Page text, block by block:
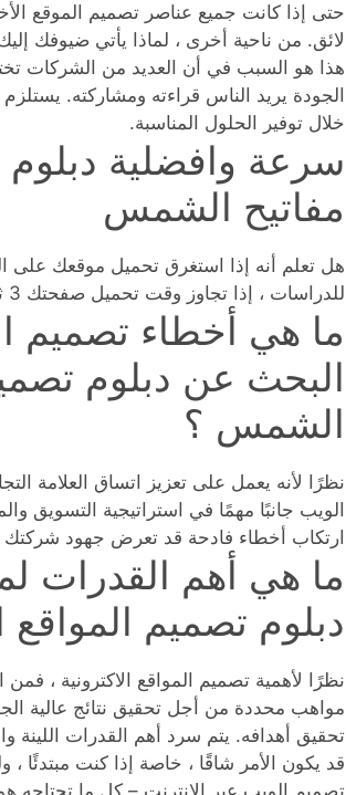
حتى إذا كانت جميع عناصر تصميم الموقع
لائق. من ناحية أخرى ، لماذا يأتي ضيوفك
هذا هو السبب في أن العديد من الشركات
الجودة يريد الناس قراءته ومشاركته.
خلال توفير الحلول المناسبة.
سرعة وافضلية دبلوم
مفاتيح الشمس
هل تعلم أنه إذا استغرق تحميل موقعك على
للدراسات ، إذا تجاوز وقت تحميل صفحتك 3 ثوانٍ ، فإن معدل الارتداد يزيد بنسبة 38٪. هذه كارثة.
ما هي أخطاء تصميم
البحث عن دبلوم
الشمس ؟
نظرًا لأنه يعمل على تعزيز اتساق العلامة
الويب جانبًا مهمًا في استراتيجية التسويق
ارتكاب أخطاء فادحة قد تعرض جهود
ما هي أهم القدرات
دبلوم تصميم
نظرًا لأهمية تصميم المواقع الاكترونية ،
مواهب محددة من أجل تحقيق نتائج عالية
تحقيق أهدافه. يتم سرد أهم القدرات اللينة
قد يكون الأمر شاقًا ، خاصة إذا كنت مبتدئًا